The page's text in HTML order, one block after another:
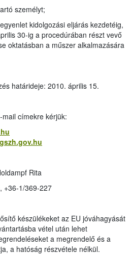
személyt;
kidolgozási eljárás kezdetéig,
30-ig a procedúrában részt vevő
oktatásban a műszer alkalmazására
határideje: 2010. április 15.
címekre kérjük:
Rita
+36-1/369-227
készülékeket az EU jóváhagyását
vétel után lehet
a megrendelő és a
a hatóság részvétele nélkül.